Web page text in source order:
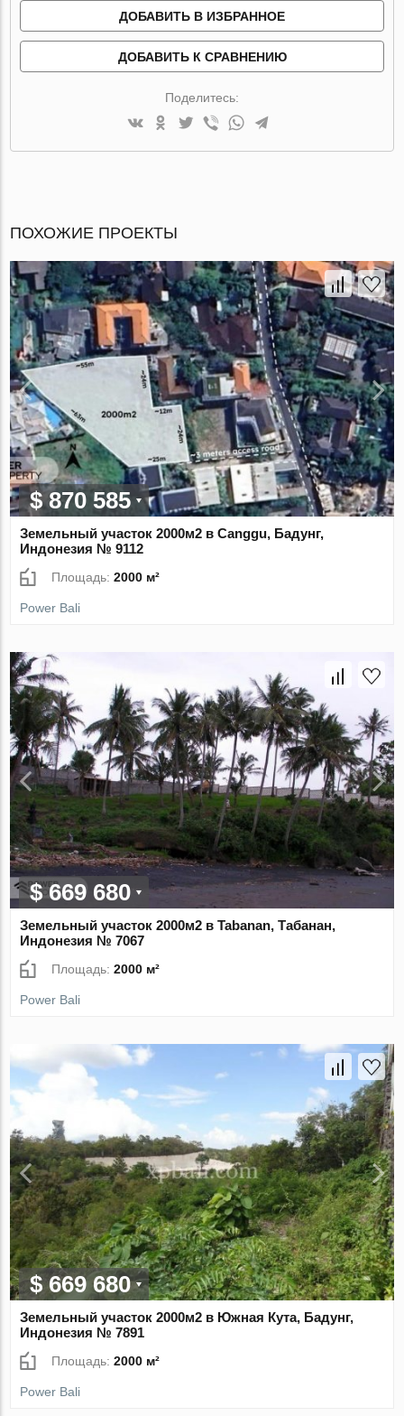
ДОБАВИТЬ В ИЗБРАННОЕ
ДОБАВИТЬ К СРАВНЕНИЮ
Поделитесь:
ПОХОЖИЕ ПРОЕКТЫ
$ 870 585
Земельный участок 2000м2 в Canggu, Бадунг,
Индонезия № 9112
Площадь:2000 м²
Power Bali
$ 669 680
Земельный участок 2000м2 в Tabanan, Табанан,
Индонезия № 7067
Площадь:2000 м²
Power Bali
$ 669 680
Земельный участок 2000м2 в Южная Кута, Бадунг,
Индонезия № 7891
Площадь:2000 м²
Power Bali